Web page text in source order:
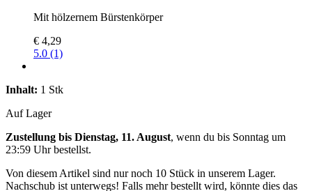
Mit hölzernem Bürstenkörper
€ 4,29
5.0 (1)
Inhalt: 1 Stk
Auf Lager
Zustellung bis Dienstag, 11. August, wenn du bis Sonntag um
23:59 Uhrbestellst.
Von diesem Artikel sind nur noch 10 Stück in unserem Lager.
Nachschub ist unterwegs! Falls mehr bestellt wird, könnte dies das